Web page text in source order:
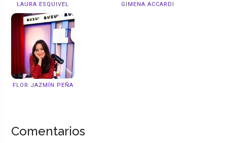
LAURA ESQUIVEL GIMENA ACCARDI
FLOR JAZMÍN PEÑA
Comentarios